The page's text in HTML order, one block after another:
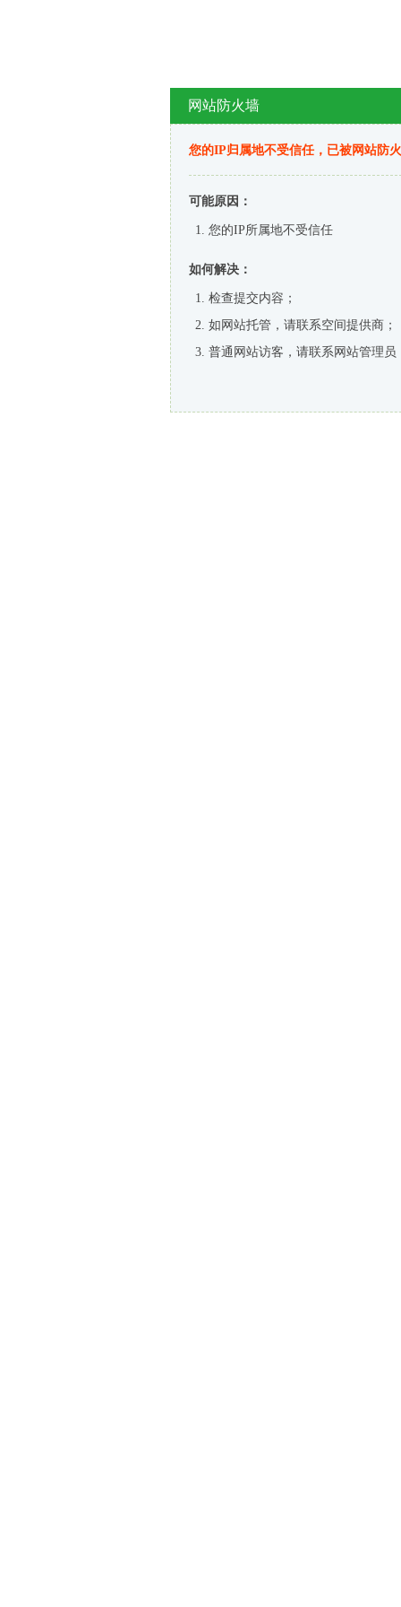
网站防火墙
您的IP归属地不受信任，已被网站防
可能原因：
您的IP所属地不受信任
如何解决：
检查提交内容；
如网站托管，请联系空间提供商；
普通网站访客，请联系网站管理员